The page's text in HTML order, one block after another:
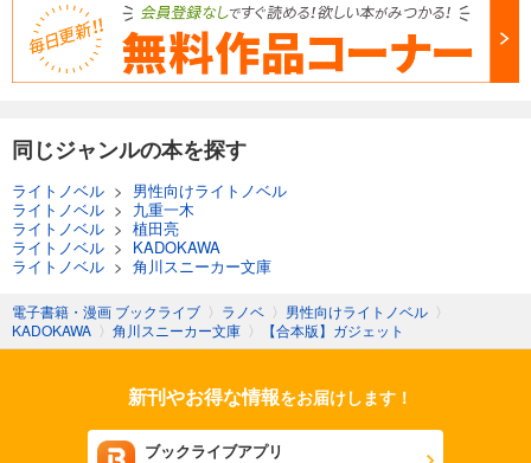
同じジャンルの本を探す
ライトノベル > 男性向けライトノベル
ライトノベル > 九重一木
ライトノベル > 植田亮
ライトノベル > KADOKAWA
ライトノベル > 角川スニーカー文庫
電子書籍・漫画 ブックライブ 〉 ラノベ 〉 男性向けライトノベル 〉
KADOKAWA 〉 角川スニーカー文庫 〉 【合本版】ガジェット
新刊やお得な情報をお届けします！
ブックライブアプリ